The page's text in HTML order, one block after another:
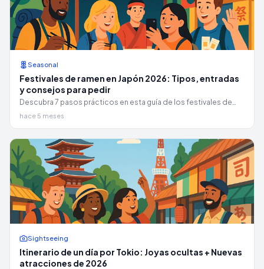
Seasonal
Festivales de ramen en Japón 2026: Tipos, entradas
y consejos para pedir
Descubra 7 pasos prácticos en esta guía de los festivales de
ramen de Japón de 2026: cupones para festivales, máquinas
expendedoras de boletos, tipos, costos y trucos para atraer
multitudes.
hace 5 meses
Sightseeing
Itinerario de un día por Tokio: Joyas ocultas + Nuevas
atracciones de 2026